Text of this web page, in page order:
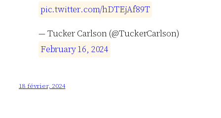
pic.twitter.com/hDTEjAf89T
— Tucker Carlson (@TuckerCarlson)
February16, 2024
18 février, 2024